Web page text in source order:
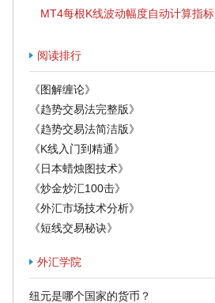
MT4每根K线波动幅度自动计算指标
阅读排行
《图解缠论》
《趋势交易法完整版》
《趋势交易法简洁版》
《K线入门到精通》
《日本蜡烛图技术》
《炒金炒汇100击》
《外汇市场技术分析》
《短线交易秘诀》
外汇学院
纽元是哪个国家的货币？